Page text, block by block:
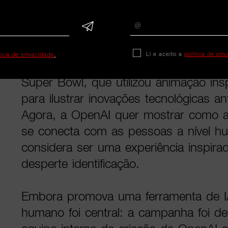
Segundo a Adweek, esta campanha
Super Bowl, que utilizou animação
para ilustrar inovações tecnológicas
Agora, a OpenAI quer mostrar como
se conecta com as pessoas a nível
considera ser uma experiência
desperte identificação.
Embora promova uma ferramenta de
humano foi central: a campanha foi
de privacidade. Li e aceito a política de